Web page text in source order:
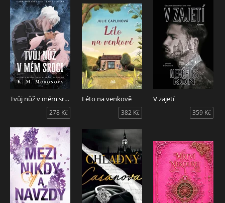
Tvůj nůž v mém srdci
278 Kč
Léto na venkově
382 Kč
V zajetí
359 Kč